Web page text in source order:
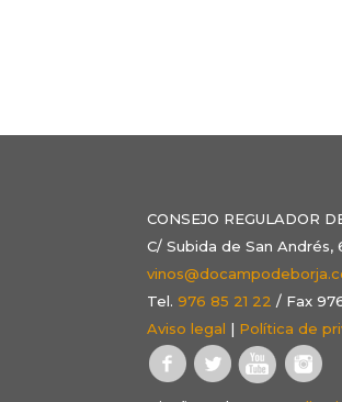
CONSEJO REGULADOR
C/ Subida de San Andrés,
Tel.976 85 21 22 / Fax
Aviso legal | Política de